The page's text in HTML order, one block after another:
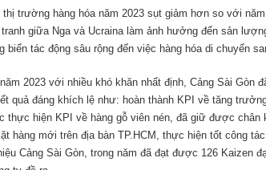
thị trường hàng hóa năm 2023 sụt giảm hơn so với
giữa Nga và Ucraina làm ảnh hưởng đến sản
biển tác động sâu rộng đến việc hàng hóa di chuyển
2023 với nhiều khó khăn nhất định, Cảng Sài Gòn
quả đáng khích lệ như: hoàn thành KPI về tăng
thực hiện KPI về hàng gỗ viên nén, đã giữ được chân
hàng mới trên địa bàn TP.HCM, thực hiện tốt công
Cảng Sài Gòn, trong năm đã đạt được 126 Kaizen